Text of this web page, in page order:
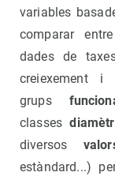
variables
comparar
dades de
creiexement
grups
classes
diversos
estàndard...)